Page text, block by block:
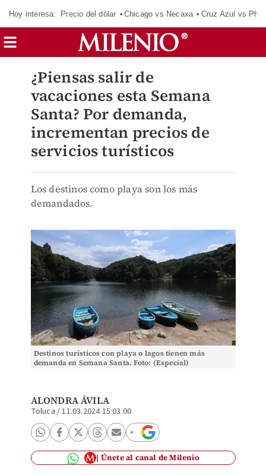
Hoy interesa: Precio del dólar Chicago vs Necaxa Cruz Azul vs
¿Piensas salir de
vacaciones esta Semana
Santa? Por demanda,
incrementan precios de
servicios turísticos
Los destinos como playa son los más
demandados.
Destinos turísticos con playa o lagos tienen más
demanda en Semana Santa. Foto: (Especial)
ALONDRA ÁVILA
Toluca /11.03.2024 15:03:00
Únete al canal de Milenio